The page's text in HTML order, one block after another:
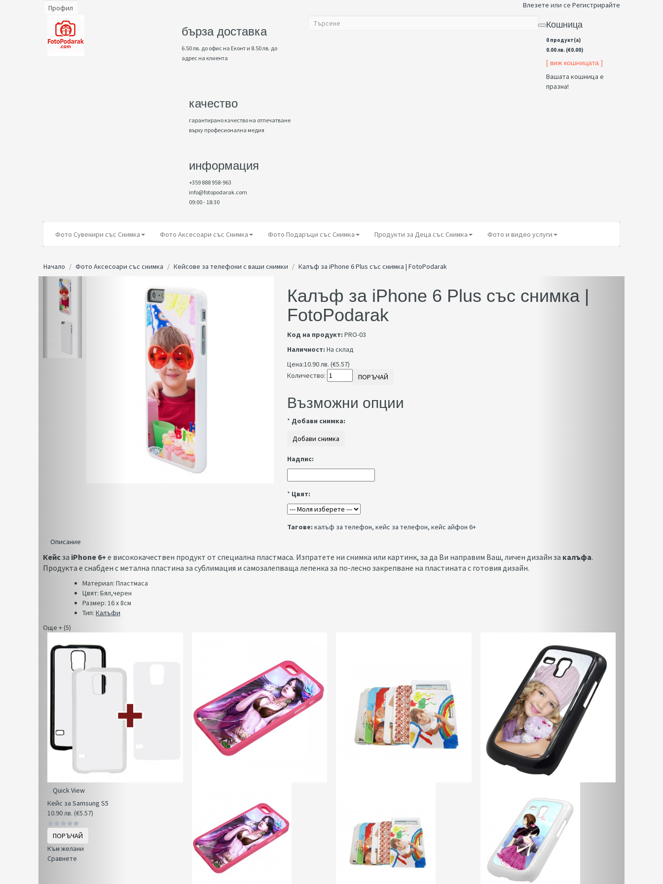
Профил Влезете или се Регистрирайте
бърза доставка
6.50 лв. до офис на Еконт и 8.50 лв. до
адрес на клиента
качество
гарантирано качество на отпечатване
върху професионална медия
информация
+359 888 958-963
info@fotopodarak.com
09:00 - 18:30
Кошница
0 продукт(а)
0.00 лв. (€0.00)
[ виж кошницата ]
Вашата кошница е
празна!
Фото Сувенири със Снимка Фото Аксесоари със Снимка Фото Подаръци със Снимка Продукти за Деца със Снимка Фото и видео услуги
Начало Фото Аксесоари със снимка Кейсове за телефони с ваши снимки Калъф за iPhone 6 Plus със снимка | FotoPodarak
Калъф за iPhone 6 Plus със снимка |
FotoPodarak
Код на продукт: PRO-03
Наличност: На склад
Цена:10.90 лв. (€5.57)
Количество:
ПОРЪЧАЙ
Възможни опции
* Добави снимка:
Надпис:
* Цвят:
Тагове: калъф за телефон, кейс за телефон, кейс айфон 6+
Описание
Кейсза iPhone 6+ е висококачествен продукт от специална пластмаса. Изпратете ни снимка или картинк, за да Ви направим Ваш, личен дизайн за калъфа.
Продукта е снабден с метална пластина за сублимация и самозалепваща лепенка за по-лесно закрепване на пластината с готовия дизайн.
Материал: Пластмаса
Цвят: Бял,черен
Размер: 16 x 8см
Тип: Калъфи
Още + (5)
Quick View
Кейс за Samsung S5
10.90 лв. (€5.57)
ПОРЪЧАЙ
Към желани
Сравнете